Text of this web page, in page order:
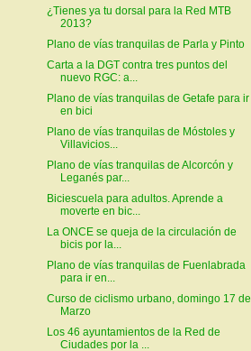
¿Tienes ya tu dorsal para la Red MTB
2013?
Plano de vías tranquilas de Parla y Pinto
Carta a la DGT contra tres puntos del
nuevo RGC: a...
Plano de vías tranquilas de Getafe para ir
en bici
Plano de vías tranquilas de Móstoles y
Villavicios...
Plano de vías tranquilas de Alcorcón y
Leganés par...
Biciescuela para adultos. Aprende a
moverte en bic...
La ONCE se queja de la circulación de
bicis por la...
Plano de vías tranquilas de Fuenlabrada
para ir en...
Curso de ciclismo urbano, domingo 17 de
Marzo
Los 46 ayuntamientos de la Red de
Ciudades por la ...